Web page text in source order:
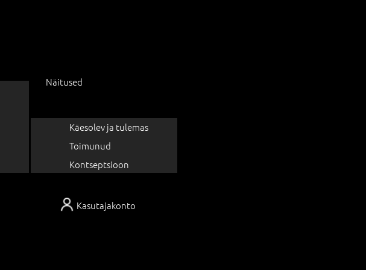
Kasutajakonto
Näitused
Käesolev ja tulemas
Toimunud
Kontseptsioon